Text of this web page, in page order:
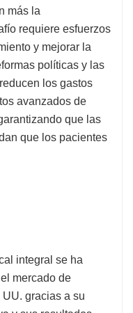
más la
requiere esfuerzos
y mejorar la
políticas y las
los gastos
avanzados de
que las
que los pacientes
integral se ha
mercado de
gracias a su